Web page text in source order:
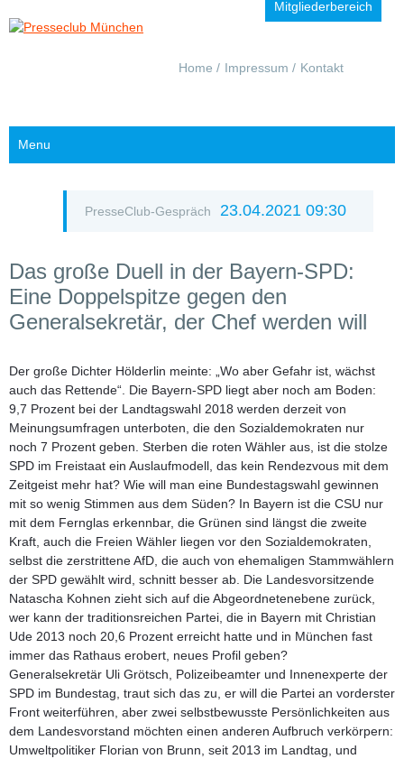
Mitgliederbereich
Navigation
Home Impressum Kontakt
Menu
PresseClub-Gespräch 23.04.2021 09:30
Das große Duell in der Bayern-SPD:
Eine Doppelspitze gegen den
Generalsekretär, der Chef werden will
Der große Dichter Hölderlin meinte: „Wo aber Gefahr ist, wächst
auch das Rettende“. Die Bayern-SPD liegt aber noch am Boden:
9,7 Prozent bei der Landtagswahl 2018 werden derzeit von
Meinungsumfragen unterboten, die den Sozialdemokraten nur
noch 7 Prozent geben. Sterben die roten Wähler aus, ist die stolze
SPD im Freistaat ein Auslaufmodell, das kein Rendezvous mit dem
Zeitgeist mehr hat? Wie will man eine Bundestagswahl gewinnen
mit so wenig Stimmen aus dem Süden? In Bayern ist die CSU nur
mit dem Fernglas erkennbar, die Grünen sind längst die zweite
Kraft, auch die Freien Wähler liegen vor den Sozialdemokraten,
selbst die zerstrittene AfD, die auch von ehemaligen Stammwählern
der SPD gewählt wird, schnitt besser ab. Die Landesvorsitzende
Natascha Kohnen zieht sich auf die Abgeordnetenebene zurück,
wer kann der traditionsreichen Partei, die in Bayern mit Christian
Ude 2013 noch 20,6 Prozent erreicht hatte und in München fast
immer das Rathaus erobert, neues Profil geben?
Generalsekretär Uli Grötsch, Polizeibeamter und Innenexperte der
SPD im Bundestag, traut sich das zu, er will die Partei an vorderster
Front weiterführen, aber zwei selbstbewusste Persönlichkeiten aus
dem Landesvorstand möchten einen anderen Aufbruch verkörpern:
Umweltpolitiker Florian von Brunn, seit 2013 im Landtag, und